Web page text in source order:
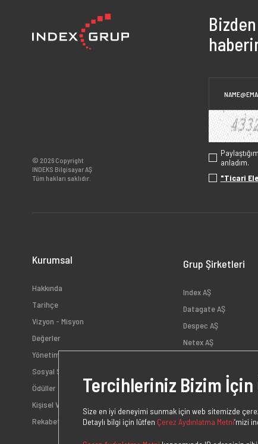
© 2026 Copyright
INDEKS Bilgisayar AŞ
Tüm hakları saklıdır.
Bizden
anladım.
"Ticari
Kurumsal
Hakkında
Tarihçe
Vizyon - Misyon
Değerler
Yönetim
Sosyal Sorumluluk
Ödüller
Kişisel Verilerin Korunması Politikası
Rekabet Hukuku Uyum Politikası
Grup Şirketleri
Index AŞ
Datagate AŞ
Despec AŞ
Netex AŞ
Tercihleriniz Bizim İçin
Size en iyi deneyimi sunmak için web sitemizde
Detaylı bilgi için lütfen Çerez Aydınlatma Metni’mizi